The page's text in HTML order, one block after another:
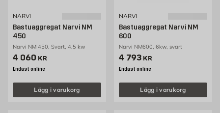
NARVI
Bastuaggregat Narvi NM
450
Narvi NM 450, Svart, 4,5 kw
Pris 4060 kr
4 060 KR
Endast online
Lägg i varukorg
NARVI
Bastuaggregat Narvi NM
600
Narvi NM600, 6kw, svart
Pris 4793 kr
4 793 KR
Endast online
Lägg i varukorg